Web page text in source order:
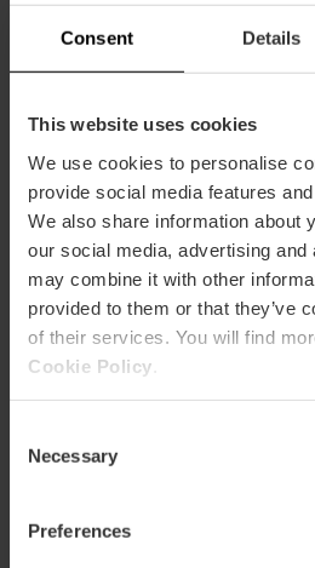
Consent Details
This website uses cookies
We use cookies to personalise
provide social media features
We also share information about
our social media, advertising
may combine it with other
provided to them or that they’ve
of their services. You will find
Cookie Policy
Selection
Necessary
Preferences
OFRENA – CARRER DE LA PAU
15:30 h.: Quatre Carreres
17:10 h: Benimamet-
19:10 h.: Pla del Remei-Gran
20:40 h.: Malvarrosa-
22:55 h.: Poblats al Sud
15:30 h.: Benicalap